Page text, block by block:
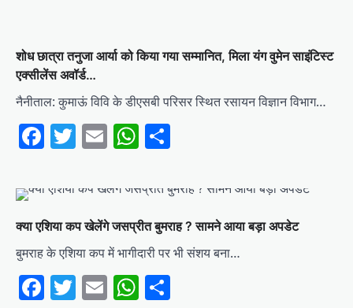
शोध छात्रा तनुजा आर्या को किया गया सम्मानित, मिला यंग वुमेन साइंटिस्ट
एक्सीलेंस अवॉर्ड…
नैनीताल: कुमाऊं विवि के डीएसबी परिसर स्थित रसायन विज्ञान विभाग…
Facebook
Twitter
EmailWhatsApp
क्या एशिया कप खेलेंगे जसप्रीत बुमराह ? सामने आया बड़ा अपडेट
बुमराह के एशिया कप में भागीदारी पर भी संशय बना…
Facebook
Twitter
EmailWhatsApp